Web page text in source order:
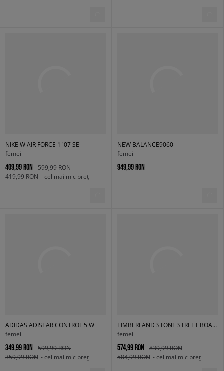
NIKE W AIR FORCE 1 '07 SE
femei
409,99 RON
599,99 RON
419,99 RON - cel mai mic preț
NEW BALANCE9060
femei
949,99 RON
ADIDAS ADISTAR CONTROL 5 W
femei
349,99 RON
599,99 RON
359,99 RON - cel mai mic preț
TIMBERLAND STONE STREET BOAT SHOE
femei
574,99 RON
839,99 RON
584,99 RON - cel mai mic preț